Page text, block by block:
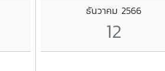
ธันวาคม 2566
12